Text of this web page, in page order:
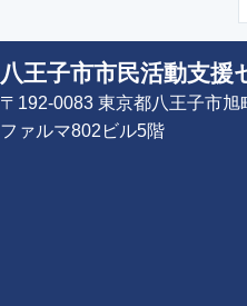
八王子市市民活動支援
〒192-0083 東京都八王子市旭
ファルマ802ビル5階